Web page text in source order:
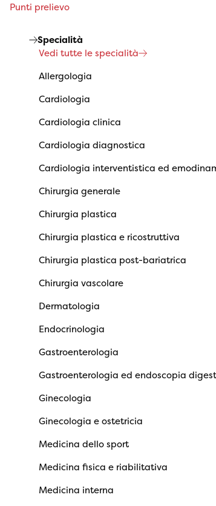
Punti prelievo
Specialità
Vedi tutte le specialità
Allergologia
Cardiologia
Cardiologia clinica
Cardiologia diagnostica
Cardiologia interventistica ed
Chirurgia generale
Chirurgia plastica
Chirurgia plastica e ricostruttiva
Chirurgia plastica post-bariatrica
Chirurgia vascolare
Dermatologia
Endocrinologia
Gastroenterologia
Gastroenterologia ed endoscopia
Ginecologia
Ginecologia e ostetricia
Medicina dello sport
Medicina fisica e riabilitativa
Medicina interna